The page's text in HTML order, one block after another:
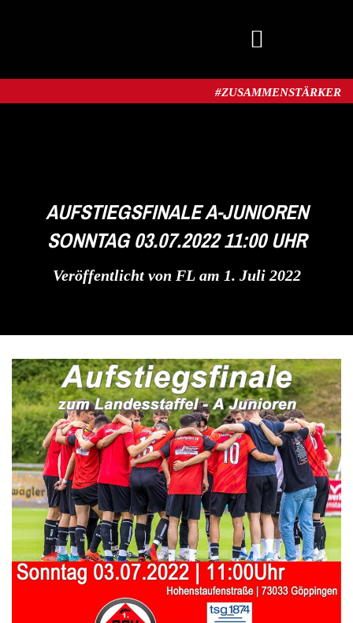
#ZUSAMMENSTÄRKER​
AUFSTIEGSFINALE A-JUNIOREN
SONNTAG 03.07.2022 11:00 UHR
Veröffentlicht von FLam 1. Juli 2022